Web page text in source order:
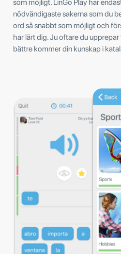
som möjligt. LinGo Play har
nödvändigaste sakerna som du
ord så snabbt som möjligt och
har lärt dig. Ju oftare du
bättre kommer din kunskap i